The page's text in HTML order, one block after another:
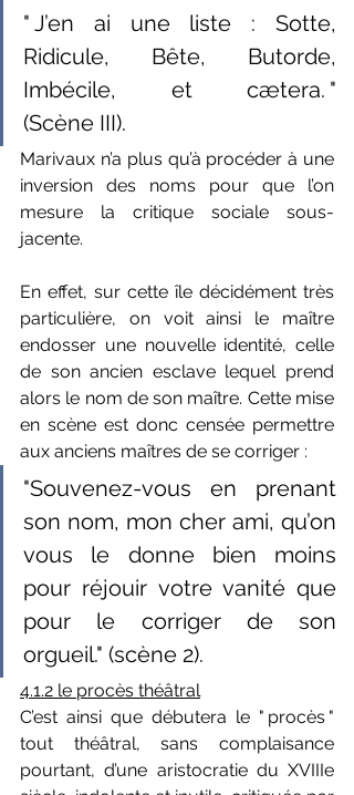
" J’en ai une liste : Sotte,
Ridicule, Bête, Butorde,
Imbécile, et cætera. "
(Scène III).
Marivaux n’a plus qu’à procéder à une
inversion des noms pour que l’on
mesure la critique sociale sous-
jacente.
En effet, sur cette île décidément très
particulière, on voit ainsi le maître
endosser une nouvelle identité, celle
de son ancien esclave lequel prend
alors le nom de son maître. Cette mise
en scène est donc censée permettre
aux anciens maîtres de se corriger :
"Souvenez-vous en prenant
son nom, mon cher ami, qu’on
vous le donne bien moins
pour réjouir votre vanité que
pour le corriger de son
orgueil." (scène 2).
4.1.2 le procès théâtral
C’est ainsi que débutera le " procès "
tout théâtral, sans complaisance
pourtant, d’une aristocratie du XVIIIe